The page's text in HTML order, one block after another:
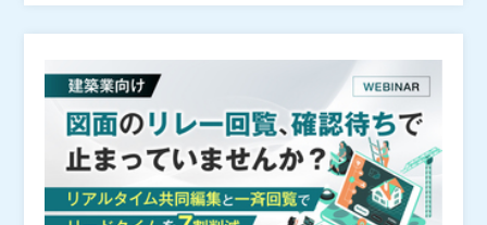
ールやチャットに散在するなど、情報が分断されがちで
例えば、 「今日やるべきタスクは何か？」 「期限が過
ぎている課題はどれなのか？」 「この課題は、いま誰
が担当し、どこまで進んでいるのか？」 といった確認
から一日が始まっていないでしょうか。
日々の状況確認に時間を取られ、公開前には資料をかき
集め、公開後は問い合わせ対応の整理に追われる――。
本来は意思決定やリスク管理に集中すべきPMOが、“情
報を探す”ことに時間を奪われている。それが、負担を